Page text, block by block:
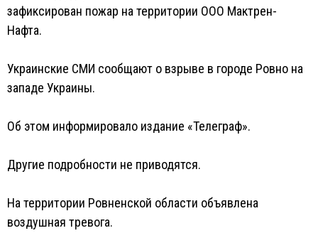
зафиксирован пожар на территории ООО Мактрен-
Нафта.
Украинские СМИ сообщают о взрыве в городе Ровно на
западе Украины.
Об этом информировало издание «Телеграф».
Другие подробности не приводятся.
На территории Ровненской области объявлена
воздушная тревога.